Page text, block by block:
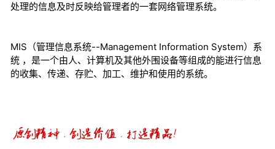
处理的信息及时反映给管理者的一套网络管理系统。
MIS（管理信息系统--Management Information System）系
统 ，是一个由人、计算机及其他外围设备等组成的能进行信息
的收集、传递、存贮、加工、维护和使用的系统。